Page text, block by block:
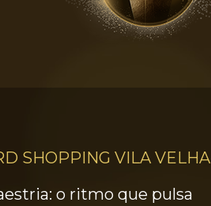
SHOPPING VILA VELHA
o ritmo que pulsa